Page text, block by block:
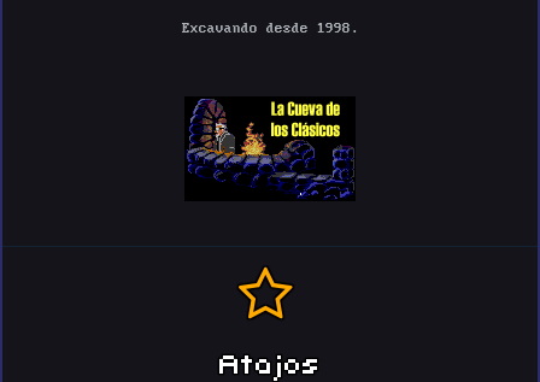
Excavando desde 1998.
Atajos